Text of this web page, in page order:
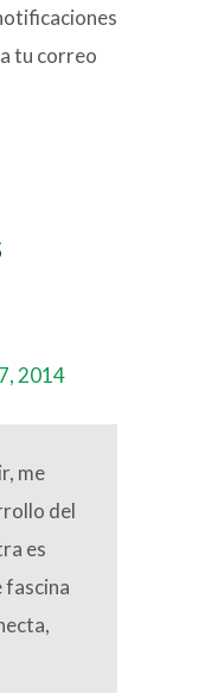
tu correo
2014
me
del
es
fascina